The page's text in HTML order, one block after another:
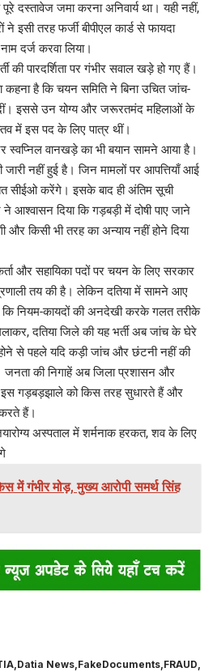
दस्तावेज जमा करना अनिवार्य था। यही नहीं,
इसी तरह फर्जी बीपीएल कार्ड से फायदा
दर्ज करवा लिया।
की पारदर्शिता पर गंभीर सवाल खड़े हो गए हैं।
कहना है कि चयन समिति ने बिना उचित जांच-
दीं। इससे उन योग्य और जरूरतमंद महिलाओं के
में इस पद के लिए पात्र थीं।
स्वप्निल वानखड़े का भी बयान सामने आया है।
नहीं हुई है। जिन मामलों पर आपत्तियाँ आई
सीईओ करेंगे। इसके बाद ही अंतिम सूची
आश्वासन दिया कि गड़बड़ी में दोषी पाए जाने
और किसी भी तरह का अन्याय नहीं होने दिया
और सहायिका पदों पर चयन के लिए सरकार
तय की है। लेकिन दतिया में सामने आए
कि नियम-कायदों की अनदेखी करके गलत तरीके
दतिया जिले की यह भर्ती अब जांच के घेरे
से पहले यदि कड़ी जांच और छंटनी नहीं की
जनता की निगाहें अब जिला प्रशासन और
इस गड़बड़झाले को किस तरह सुधारते हैं और
करते हैं।
अस्पताल में शर्मनाक हरकत, शव के लिए
में गंभीर मोड़, मुख्य आरोपी समर्थ सिंह
Datia News FakeDocuments FRAUD